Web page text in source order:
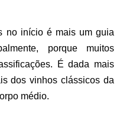
no início é mais um guia
porque muitos
É dada mais
dos vinhos clássicos da
médio.